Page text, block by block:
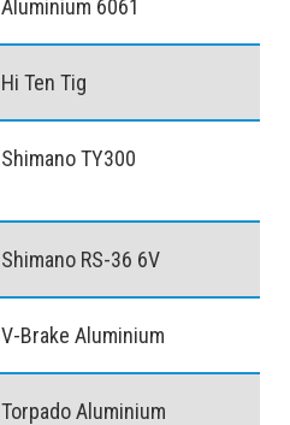
Aluminium 6061
Hi Ten Tig
Shimano TY300
Shimano RS-36 6V
V-Brake Aluminium
Torpado Aluminium